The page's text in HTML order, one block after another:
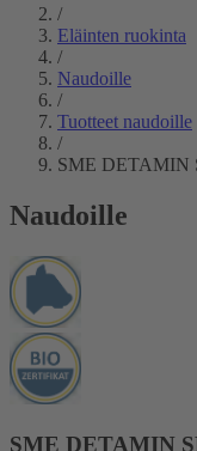
/
Eläinten ruokinta
/
Naudoille
/
Tuotteet naudoille
/
SME DETAMIN
Naudoille
SME DETAMIN